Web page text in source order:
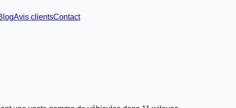
Avis clientsContact